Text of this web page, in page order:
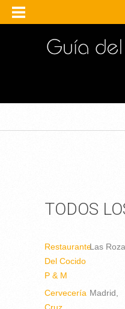
TODOS
Restaurante
Del Cocido
P & M
Las
Cervecería
Cruz
Madrid